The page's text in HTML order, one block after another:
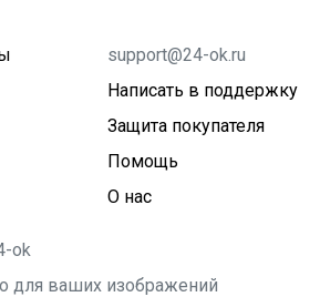
support@24-ok.ru
Написать в поддержку
Защита покупателя
Помощь
О нас
ok
для ваших изображений